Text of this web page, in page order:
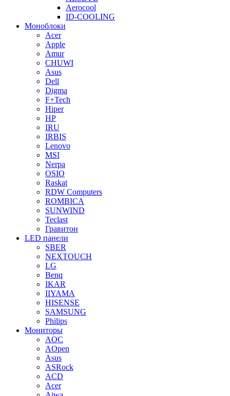
Aerocool
ID-COOLING
Моноблоки
Acer
Apple
Amur
CHUWI
Asus
Dell
Digma
F+Tech
Hiper
HP
IRU
IRBIS
Lenovo
MSI
Nerpa
OSIO
Raskat
RDW Computers
ROMBICA
SUNWIND
Teclast
Гравитон
LED панели
SBER
NEXTOUCH
LG
Benq
IKAR
IIYAMA
HISENSE
SAMSUNG
Philips
Мониторы
AOC
AOpen
Asus
ASRock
ACD
Acer